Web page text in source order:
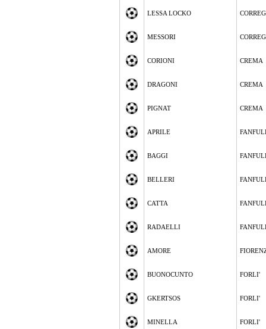
LESSA LOCKO
MESSORI
CORIONI CREMA
DRAGONI CREMA
PIGNAT CREMA
APRILE
BAGGI
BELLERI
CATTA
RADAELLI
AMORE
BUONOCUNTO FORLI'
GKERTSOS FORLI'
MINELLA FORLI'